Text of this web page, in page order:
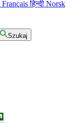
Françaisहिन्दी Norsk
Szukaj